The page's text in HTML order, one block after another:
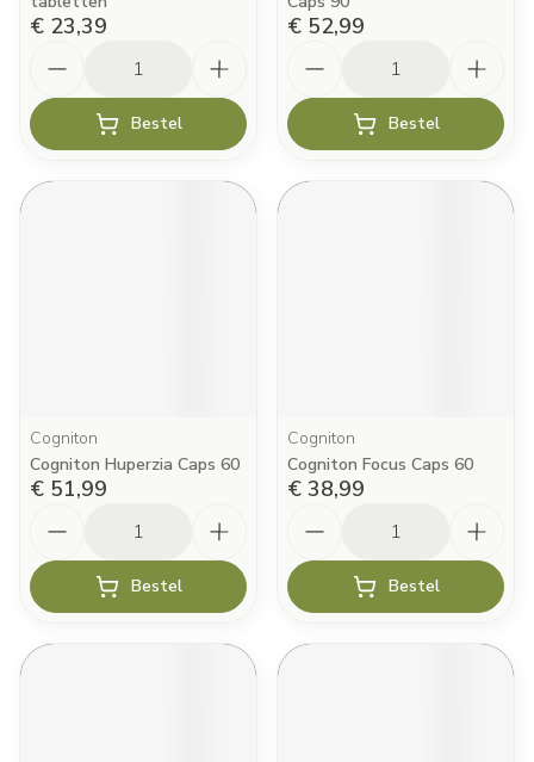
€ 23,39
Bestel
€ 52,99
Bestel
Cogniton
Cogniton Huperzia Caps 60
€ 51,99
Bestel
Cogniton
Cogniton Focus Caps 60
€ 38,99
Bestel